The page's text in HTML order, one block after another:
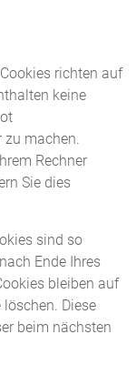
richten auf
keine
zu machen.
Rechner
Sie dies
sind so
Ende Ihres
bleiben auf
Diese
beim nächsten